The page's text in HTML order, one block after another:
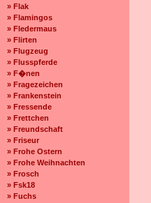
» Flak
» Flamingos
» Fledermaus
» Flirten
» Flugzeug
» Flusspferde
» F�nen
» Fragezeichen
» Frankenstein
» Fressende
» Frettchen
» Freundschaft
» Friseur
» Frohe Ostern
» Frohe Weihnachten
» Frosch
» Fsk18
» Fuchs